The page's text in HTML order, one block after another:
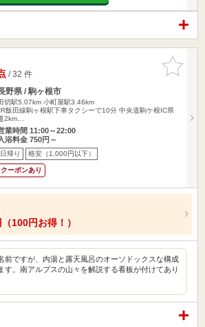
お気に入
りに追加
/ 32 件
野県 / 駒ヶ根市
切駅5.07km 小町屋駅3.46km
飯田線駒ヶ根駅下車タクシーで10分 中央道駒ケ根IC県
2km…
業時間 11:00～22:00
浴料金 750円～
日帰り 格安（1,000円以下）
クーポンあり
100円お得！）
前ですが、内湯と露天風呂のオーソドックスな構成
す。南アルプスの山々を解説する看板が付けてあり